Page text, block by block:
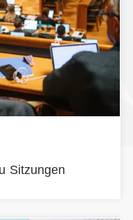
Sitzungen